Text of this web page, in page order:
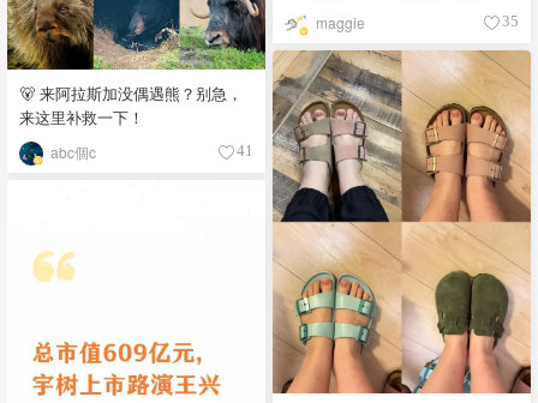
maggie 35
🐻 来阿拉斯加没偶遇熊？别急，
来这里补救一下！
abc個c 41